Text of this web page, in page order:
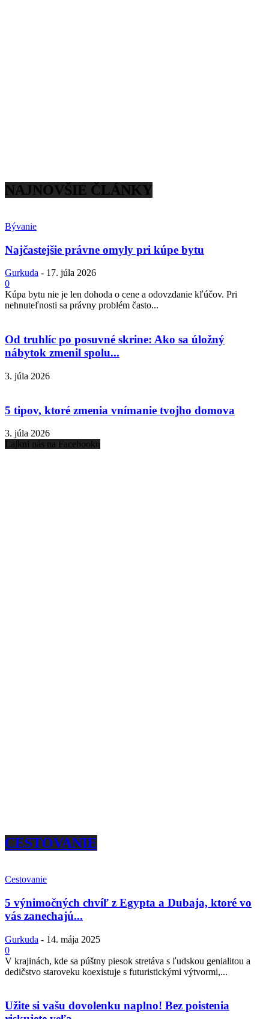
NAJNOVŠIE ČLÁNKY
Bývanie
Najčastejšie právne omyly pri kúpe bytu
Gurkuda - 17. júla 2026
0
Kúpa bytu nie je len dohoda o cene a odovzdanie kľúčov. Pri
nehnuteľnosti sa právny problém často...
Od truhlíc po posuvné skrine: Ako sa úložný
nábytok zmenil spolu...
3. júla 2026
5 tipov, ktoré zmenia vnímanie tvojho domova
3. júla 2026
Lajkni nás na Facebooku
CESTOVANIE
Cestovanie
5 výnimočných chvíľ z Egypta a Dubaja, ktoré vo
vás zanechajú...
Gurkuda - 14. mája 2025
0
V krajinách, kde sa púštny piesok stretáva s ľudskou genialitou a
dedičstvo staroveku koexistuje s futuristickými výtvormi,...
Užite si vašu dovolenku naplno! Bez poistenia